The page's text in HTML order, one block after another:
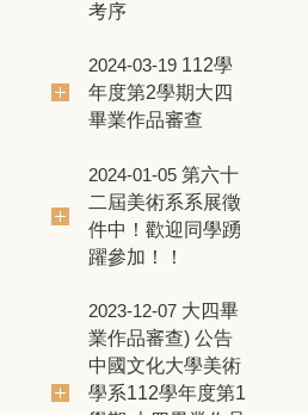
考序
2024-03-19 112學
年度第2學期大四
畢業作品審查
2024-01-05 第六十
二屆美術系系展徵
件中！歡迎同學踴
躍參加！！
2023-12-07 大四畢
業作品審查) 公告
中國文化大學美術
學系112學年度第1